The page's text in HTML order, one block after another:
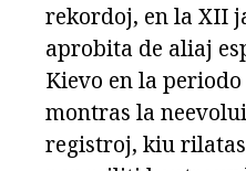
rekordoj, en la XII
aprobita de aliaj
Kievo en la
montras la
registroj, kiu